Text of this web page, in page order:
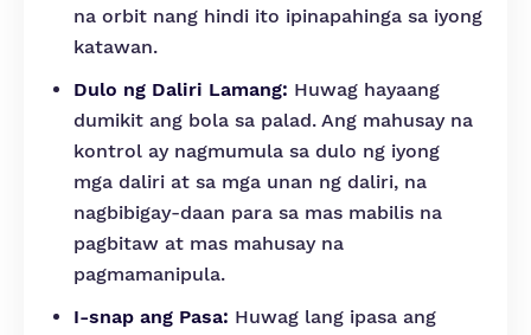
na orbit nang hindi ito ipinapahinga sa iyong
katawan.
Dulo ng Daliri Lamang: Huwag hayaang
dumikit ang bola sa palad. Ang mahusay na
kontrol ay nagmumula sa dulo ng iyong
mga daliri at sa mga unan ng daliri, na
nagbibigay-daan para sa mas mabilis na
pagbitaw at mas mahusay na
pagmamanipula.
I-snap ang Pasa: Huwag lang ipasa ang